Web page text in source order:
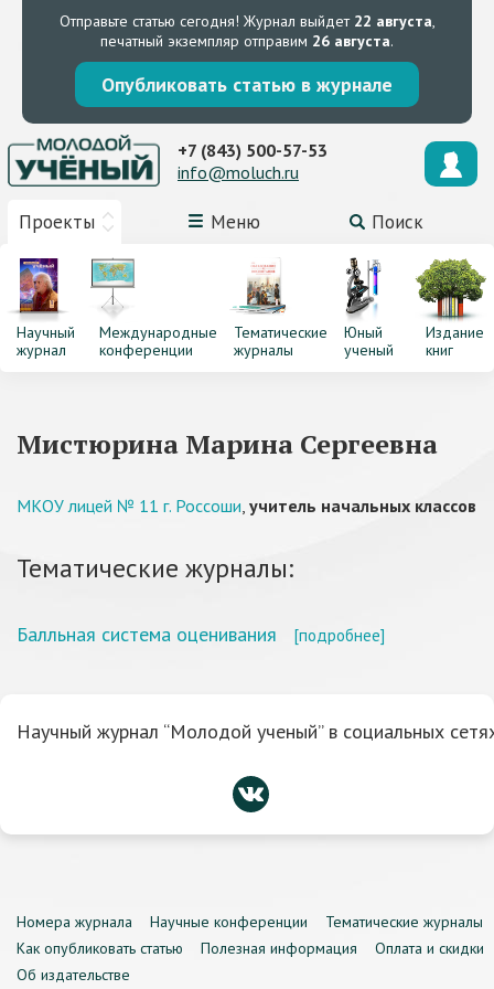
Отправьте статью сегодня! Журнал выйдет 22 августа,
печатный экземпляр отправим 26 августа.
Опубликовать статью в журнале
Проекты Меню Поиск
+7 (843) 500-57-53
info@moluch.ru
Научный
журнал
Международные
конференции
Тематические
журналы
Юный
ученый
Издание
книг
Мистюрина Марина Сергеевна
МКОУ лицей № 11 г. Россоши, учитель начальных классов
Тематические журналы:
Балльная система оценивания [подробнее]
Научный журнал “Молодой ученый” в социальных
Номера журнала Научные конференции
Тематические журналы
Как опубликовать статью
Полезная информация
Оплата и скидки
Об издательстве